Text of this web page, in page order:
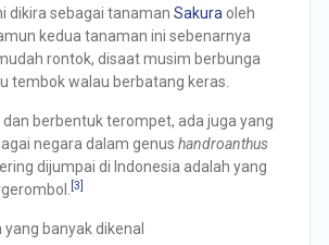
dikira sebagai tanaman Sakura oleh
kedua tanaman ini sebenarnya
rontok, disaat musim berbunga
tembok walau berbatang keras.
berbentuk terompet, ada juga yang
negara dalam genus handroanthus
dijumpai di Indonesia adalah yang
[3]
banyak dikenal